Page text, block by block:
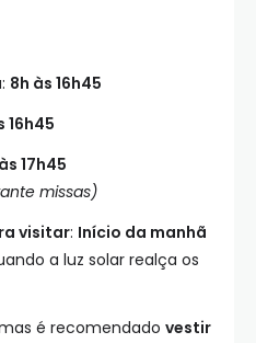
8h às 16h45
16h45
17h45
missas)
visitar: Início da manhã
a luz solar realça os
é recomendado vestir